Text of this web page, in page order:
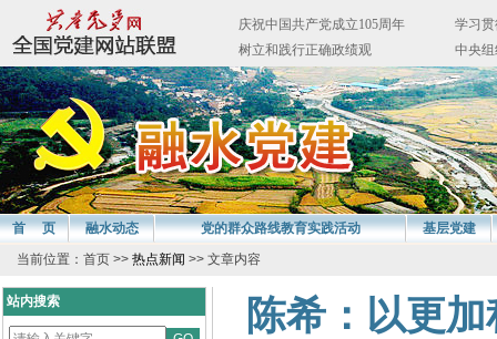
首 页 融水动态 党的群众路线教育实践活动
基层党建
当前位置：首页 >> 热点新闻 >> 文章内容
站内搜索 陈希：以更